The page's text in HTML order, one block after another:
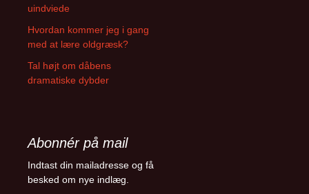
uindviede
Hvordan kommer jeg i gang
med at lære oldgræsk?
Tal højt om dåbens
dramatiske dybder
Abonnér på mail
Indtast din mailadresse og få
besked om nye indlæg.